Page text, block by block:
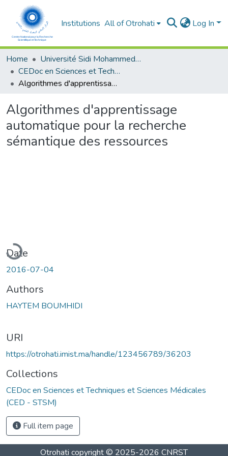
Institutions All of Otrohati Log In
Home
Université Sidi Mohammed Ben Abdellah - Fès
CEDoc en Sciences et Techniques et Sciences Médicales (CED - STSM)
Algorithmes d'apprentissage automatique pour la recherche sémantique des ressources
Algorithmes d'apprentissage
automatique pour la recherche
sémantique des ressources
Date
2016-07-04
Authors
HAYTEM BOUMHIDI
URI
https://otrohati.imist.ma/handle/123456789/36203
Collections
CEDoc en Sciences et Techniques et Sciences Médicales
(CED - STSM)
Full item page
Otrohati copyright © 2025-2026 CNRST